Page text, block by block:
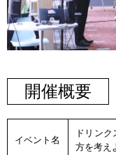
開催概要
イベント名
ドリン
方を考え